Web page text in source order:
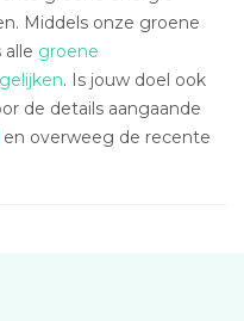
Middels onze groene
groene
. Is jouw doel ook
de details aangaande
en overweeg de recente